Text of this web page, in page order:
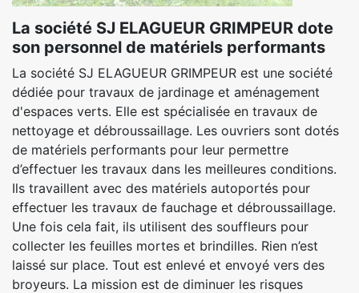
La société SJ ELAGUEUR GRIMPEUR dote
son personnel de matériels performants
La société SJ ELAGUEUR GRIMPEUR est une société
dédiée pour travaux de jardinage et aménagement
d'espaces verts. Elle est spécialisée en travaux de
nettoyage et débroussaillage. Les ouvriers sont dotés
de matériels performants pour leur permettre
d’effectuer les travaux dans les meilleures conditions.
Ils travaillent avec des matériels autoportés pour
effectuer les travaux de fauchage et débroussaillage.
Une fois cela fait, ils utilisent des souffleurs pour
collecter les feuilles mortes et brindilles. Rien n’est
laissé sur place. Tout est enlevé et envoyé vers des
broyeurs. La mission est de diminuer les risques